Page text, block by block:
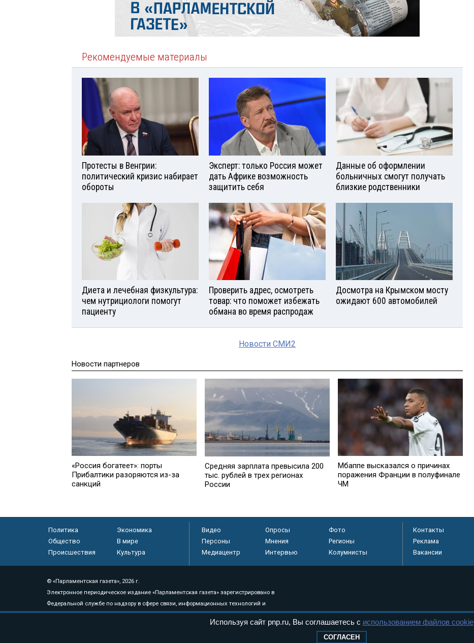
Рекомендуемые материалы
Протесты в Венгрии:
политический кризис набирает
обороты
Эксперт: только Россия может
дать Африке возможность
защитить себя
Данные об оформлении
больничных смогут получать
близкие родственники
Диета и лечебная физкультура:
чем нутрициологи помогут
пациенту
Проверить адрес, осмотреть
товар: что поможет избежать
обмана во время распродаж
Досмотра на Крымском мосту
ожидают 600 автомобилей
Новости СМИ2
Новости партнеров
«Россия богатеет»: порты
Прибалтики разоряются из-за
санкций
Средняя зарплата превысила 200
тыс. рублей в трех регионах
России
Мбаппе высказался о причинах
поражения Франции в полуфинале
ЧМ
Политика
Экономика
Общество
В мире
Происшествия
Культура
Видео Опросы
Фото
Персоны
Мнения
Регионы
Медиацентр
Интервью Колумнисты
Контакты
Реклама
Вакансии
© «Парламентская газета», 2026 г.
Электронное периодическое издание «Парламентская газета» зарегистрировано в
Федеральной службе по надзору в сфере связи, информационных технологий и
массовых коммуникаций (Роскомнадзор) 05 августа 2011 года. 18+
Используя сайт pnp.ru, Вы соглашаетесь с использованием файлов cookie
СОГЛАСЕН